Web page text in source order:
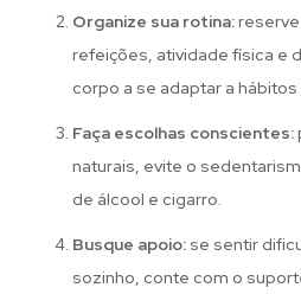
Organize sua rotina:
refeições, atividade física e
corpo a se adaptar a hábitos
Faça escolhas conscientes:
naturais, evite o
de álcool e cigarro.
Busque apoio: se sentir
sozinho, conte com o